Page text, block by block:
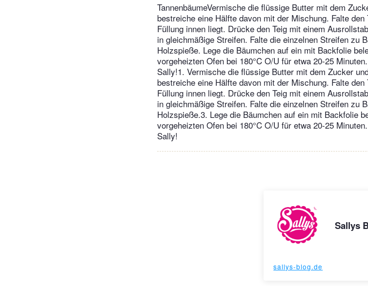
TannenbäumeVermische die flüssige Butter mit dem
bestreiche eine Hälfte davon mit der Mischung. Falte
Füllung innen liegt. Drücke den Teig mit einem
in gleichmäßige Streifen. Falte die einzelnen Streifen zu
Holzspieße. Lege die Bäumchen auf ein mit Backfolie
vorgeheizten Ofen bei 180°C O/U für etwa 20-25
Sally!1. Vermische die flüssige Butter mit dem Zucker
bestreiche eine Hälfte davon mit der Mischung. Falte
Füllung innen liegt. Drücke den Teig mit einem
in gleichmäßige Streifen. Falte die einzelnen Streifen zu
Holzspieße.3. Lege die Bäumchen auf ein mit Backfolie
vorgeheizten Ofen bei 180°C O/U für etwa 20-25
Sally!
Sallys
sallys-blog.de